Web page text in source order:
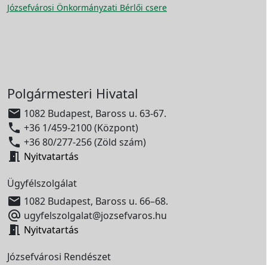
Józsefvárosi Önkormányzati Bérlői csere
Polgármesteri Hivatal
 1082 Budapest, Baross u. 63-67.
 +36 1/459-2100 (Központ)
 +36 80/277-256 (Zöld szám)
 Nyitvatartás
Ügyfélszolgálat
 1082 Budapest, Baross u. 66–68.
 ugyfelszolgalat@jozsefvaros.hu
 Nyitvatartás
Józsefvárosi Rendészet